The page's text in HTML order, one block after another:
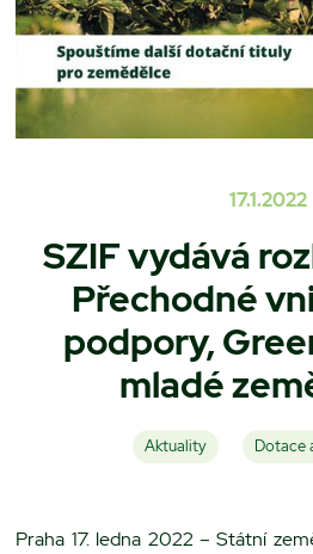
17.1.2022
SZIF vydává
Přechodné
podpory,
mladé
Aktuality Dotace
Praha 17. ledna 2022 – Státní